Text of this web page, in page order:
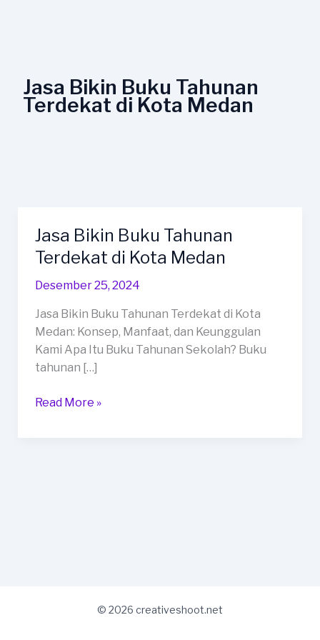
Jasa Bikin Buku Tahunan
Terdekat di Kota Medan
Jasa Bikin Buku Tahunan
Terdekat di Kota Medan
Desember 25, 2024
Jasa Bikin Buku Tahunan Terdekat di Kota
Medan: Konsep, Manfaat, dan Keunggulan
Kami Apa Itu Buku Tahunan Sekolah? Buku
tahunan […]
Jasa
Bikin
Buku
Tahunan
di
Kota
Medan
Read More »
© 2026 creativeshoot.net